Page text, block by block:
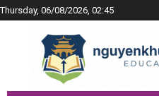
Thursday, 06/08/2026, 02:45